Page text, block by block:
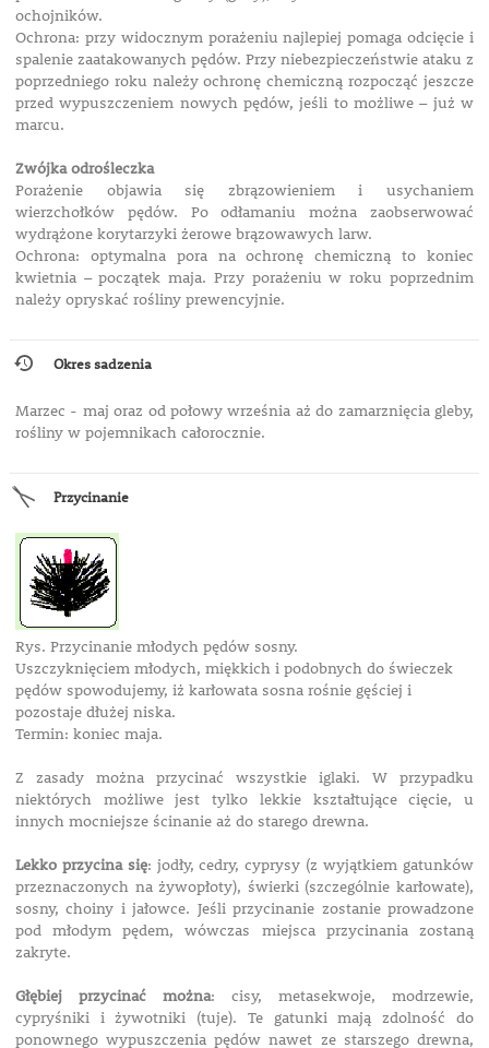
ochojników.
Ochrona: przy widocznym porażeniu najlepiej pomaga odcięcie i
spalenie zaatakowanych pędów. Przy niebezpieczeństwie ataku z
poprzedniego roku należy ochronę chemiczną rozpocząć jeszcze
przed wypuszczeniem nowych pędów, jeśli to możliwe – już w
marcu.
Zwójka odrośleczka
Porażenie objawia się zbrązowieniem i usychaniem
wierzchołków pędów. Po odłamaniu można zaobserwować
wydrążone korytarzyki żerowe brązowawych larw.
Ochrona: optymalna pora na ochronę chemiczną to koniec
kwietnia – początek maja. Przy porażeniu w roku poprzednim
należy opryskać rośliny prewencyjnie.
Okres sadzenia
Marzec - maj oraz od połowy września aż do zamarznięcia gleby,
rośliny w pojemnikach całorocznie.
Przycinanie
Rys. Przycinanie młodych pędów sosny.
Uszczyknięciem młodych, miękkich i podobnych do świeczek
pędów spowodujemy, iż karłowata sosna rośnie gęściej i
pozostaje dłużej niska.
Termin: koniec maja.
Z zasady można przycinać wszystkie iglaki. W przypadku
niektórych możliwe jest tylko lekkie kształtujące cięcie, u
innych mocniejsze ścinanie aż do starego drewna.
Lekko przycina się: jodły, cedry, cyprysy (z wyjątkiem gatunków
przeznaczonych na żywopłoty), świerki (szczególnie karłowate),
sosny, choiny i jałowce. Jeśli przycinanie zostanie prowadzone
pod młodym pędem, wówczas miejsca przycinania zostaną
zakryte.
Głębiej przycinać można: cisy, metasekwoje, modrzewie,
cypryśniki i żywotniki (tuje). Te gatunki mają zdolność do
ponownego wypuszczenia pędów nawet ze starszego drewna,